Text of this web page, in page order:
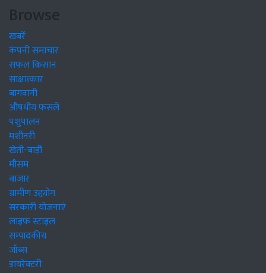
Browse
खबरें
कंपनी समाचार
सफल किसान
साक्षात्कार
बागवानी
औषधीय फसलें
पशुपालन
मशीनरी
खेती-बाड़ी
मौसम
बाजार
ग्रामीण उद्द्योग
सरकारी योजनाएं
लाइफ स्टाइल
सम्पादकीय
जॉब्स
डायरेक्टरी